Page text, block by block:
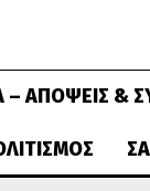
– ΑΠΌΨΕΙΣ &